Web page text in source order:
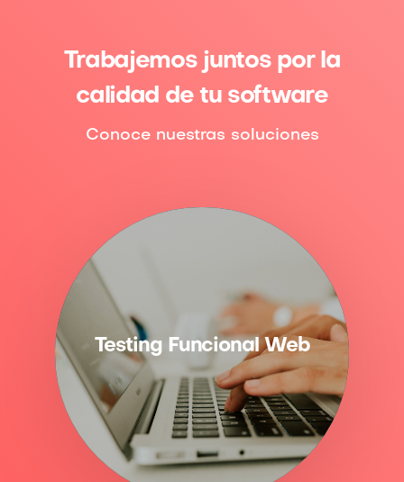
Trabajemos juntos por la
calidad de tu software
Conoce nuestras soluciones
Testing Funcional Web